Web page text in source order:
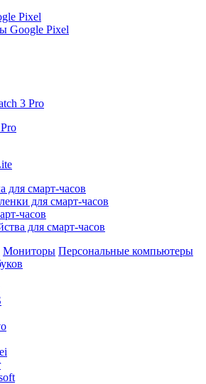
Pixel
Google Pixel
3 Pro
для смарт-часов
для смарт-часов
часов
для смарт-часов
Мониторы Персональные компьютеры